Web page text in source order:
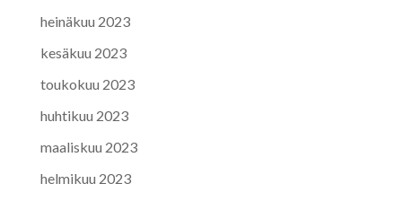
heinäkuu 2023
kesäkuu 2023
toukokuu 2023
huhtikuu 2023
maaliskuu 2023
helmikuu 2023